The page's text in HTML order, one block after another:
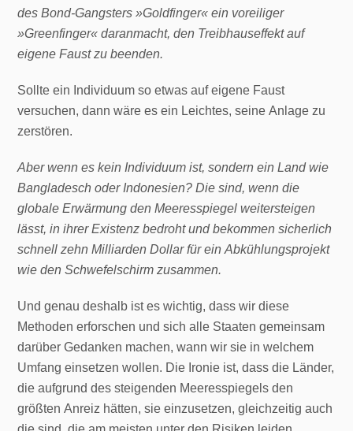
des Bond-Gangsters »Goldfinger« ein voreiliger
»Greenfinger« daranmacht, den Treibhauseffekt auf
eigene Faust zu beenden.
Sollte ein Individuum so etwas auf eigene Faust
versuchen, dann wäre es ein Leichtes, seine Anlage zu
zerstören.
Aber wenn es kein Individuum ist, sondern ein Land wie
Bangladesch oder Indonesien? Die sind, wenn die
globale Erwärmung den Meeresspiegel weitersteigen
lässt, in ihrer Existenz bedroht und bekommen sicherlich
schnell zehn Milliarden Dollar für ein Abkühlungsprojekt
wie den Schwefelschirm zusammen.
Und genau deshalb ist es wichtig, dass wir diese
Methoden erforschen und sich alle Staaten gemeinsam
darüber Gedanken machen, wann wir sie in welchem
Umfang einsetzen wollen. Die Ironie ist, dass die Länder,
die aufgrund des steigenden Meeresspiegels den
größten Anreiz hätten, sie einzusetzen, gleichzeitig auch